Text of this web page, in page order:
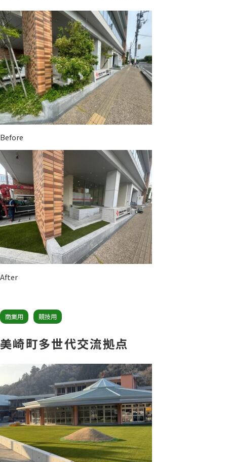
Before
After
商業用 競技用
美崎町多世代交流拠点